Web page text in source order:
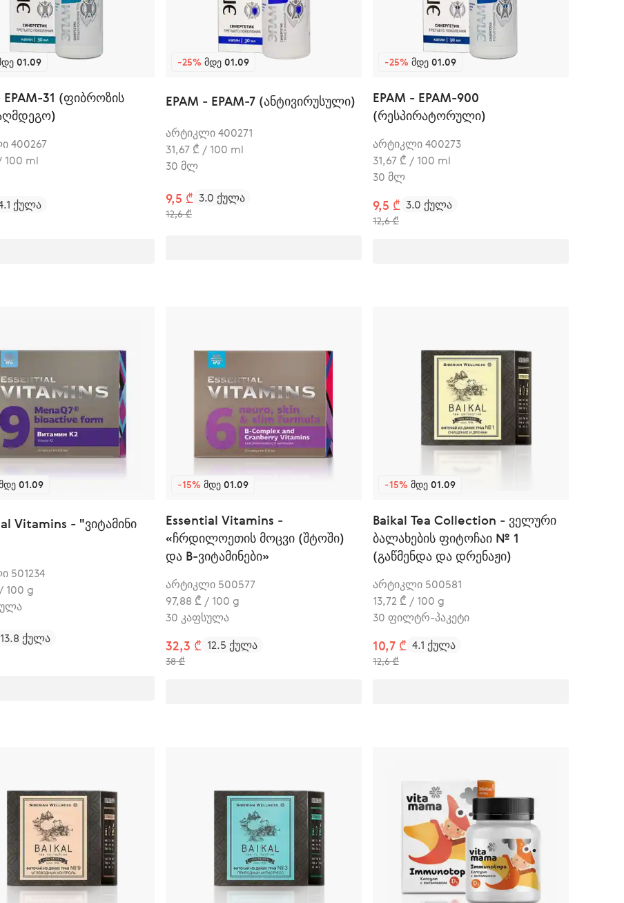
01.09
EPAM-31 (ფიბროზის
400267
100 ml
ქულა
-25% ᲛᲓᲔ 01.09
EPAM - EPAM-7 (ანტივირუსული)
არტიკლი 400271
31,67 ₾ / 100 ml
30 მლ
9,5 ₾
12,6 ₾
3.0 ქულა
-25% ᲛᲓᲔ 01.09
EPAM - EPAM-900
(რესპირატორული)
არტიკლი 400273
31,67 ₾ / 100 ml
30 მლ
9,5 ₾
12,6 ₾
3.0 ქულა
01.09
Vitamins - "ვიტამინი
501234
100 g
13.8 ქულა
-15% ᲛᲓᲔ 01.09
Essential Vitamins -
«ჩრდილოეთის მოცვი (შტოში)
და В-ვიტამინები»
არტიკლი 500577
97,88 ₾ / 100 g
30 კაფსულა
32,3 ₾
38 ₾
12.5 ქულა
-15% ᲛᲓᲔ 01.09
Baikal Tea Collection - ველური
ბალახების ფიტოჩაი № 1
(გაწმენდა და დრენაჟი)
არტიკლი 500581
13,72 ₾ / 100 g
30 ფილტრ-პაკეტი
10,7 ₾
12,6 ₾
4.1 ქულა